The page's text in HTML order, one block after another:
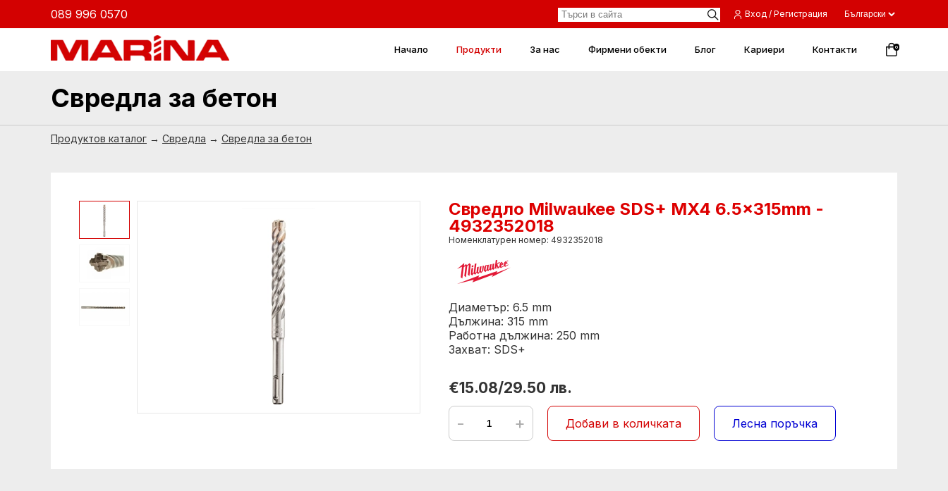
089 996 0570 Вход / Регистрация
0
Начало Продукти За нас Фирмени обекти Блог Кариери Контакти
Свредла за бетон
Продуктов каталог → Свредла → Свредла за бетон
Свредло Milwaukee SDS+ MX4 6.5x315mm -
4932352018
Номенклатурен номер: 4932352018
Диаметър: 6.5 mm
Дължина: 315 mm
Работна дължина: 250 mm
Захват: SDS+
€15.08/29.50 лв.
- + Добави в количката Лесна поръчка